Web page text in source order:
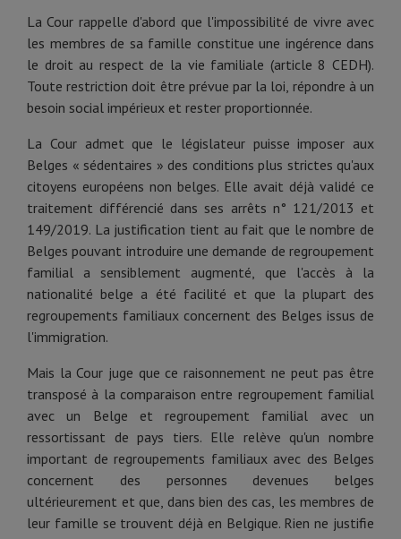
La Cour rappelle d'abord que l'impossibilité de vivre avec
les membres de sa famille constitue une ingérence dans
le droit au respect de la vie familiale (article 8 CEDH).
Toute restriction doit être prévue par la loi, répondre à un
besoin social impérieux et rester proportionnée.
La Cour admet que le législateur puisse imposer aux
Belges « sédentaires » des conditions plus strictes qu'aux
citoyens européens non belges. Elle avait déjà validé ce
traitement différencié dans ses arrêts n° 121/2013 et
149/2019. La justification tient au fait que le nombre de
Belges pouvant introduire une demande de regroupement
familial a sensiblement augmenté, que l'accès à la
nationalité belge a été facilité et que la plupart des
regroupements familiaux concernent des Belges issus de
l'immigration.
Mais la Cour juge que ce raisonnement ne peut pas être
transposé à la comparaison entre regroupement familial
avec un Belge et regroupement familial avec un
ressortissant de pays tiers. Elle relève qu'un nombre
important de regroupements familiaux avec des Belges
concernent des personnes devenues belges
ultérieurement et que, dans bien des cas, les membres de
leur famille se trouvent déjà en Belgique. Rien ne justifie